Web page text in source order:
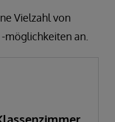
Vielzahl von
möglichkeiten an.